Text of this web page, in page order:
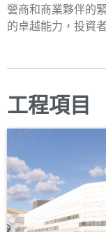
營商和商業夥伴的
的卓越能力，投資
工程項目